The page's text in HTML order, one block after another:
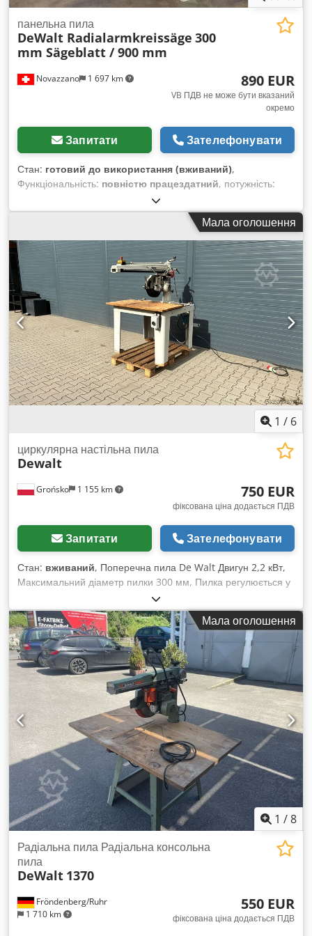
Novazzano 1 697 km
панельна пила
DeWalt Radialarmkreissäge 300
mm Sägeblatt / 900 mm
890 EUR
VB ПДВ не може бути вказаний
окремо
Запитати Зателефонувати
Стан: готовий до використання (вживаний),
Функціональність: повністю працездатний, потужність:
, вхідна напруга:
ширина різання:900 мм, діаметр пильного диска:300 мм,
Радіальна пилка DeWalt для обробки деревини, кольорових
металів і пластику, з пильним диском діаметром 300 мм,
потужністю 3 к.с. (380 В, трифазний струм), з можливістю
регулювання та нахилу. Моторний блок із пильним диском
переміщується на 900 мм по верхньому кронштейну, який
має регулювання по висоті та може обертатися вліво та
вправо. Вживана, повністю функціональна машина, в
комплекті з підставкою. Cedozl Hfujpfx Ag Hsha
Мала оголошення
1 / 6
Grońsko 1 155 km
циркулярна настільна пила
Dewalt
750 EUR
фіксована ціна додається ПДВ
Запитати Зателефонувати
Стан: вживаний, Поперечна пила De Walt Двигун 2,2 кВт,
Максимальний діаметр пилки 300 мм, Пилка регулюється у
кількох напрямках, Довжина різу по напрямній 65 см,
Максимальна висота різу 8 см. Chodpfx Agoyxnbms Hoa
Мала оголошення
1 /8
Fröndenberg/Ruhr
1 710 km
Радіальна пила Радіальна консольна
пила
DeWalt 1370
550 EUR
фіксована ціна додається ПДВ